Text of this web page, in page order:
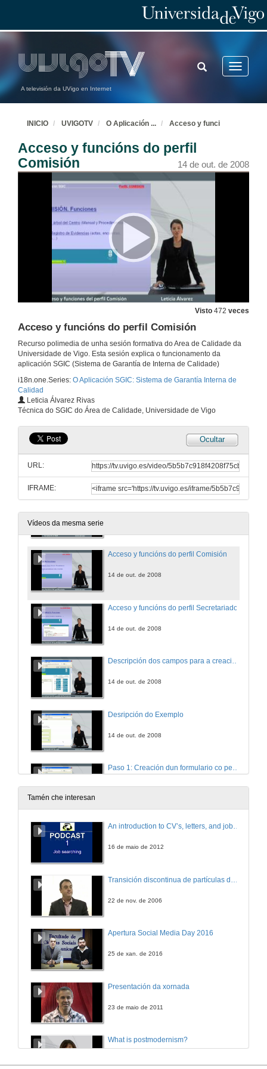
A televisión da UVigo en Internet
Toggle
TOGGLE
SEARCH
INICIO UVIGOTV O Aplicación ... Acceso y funci
Acceso y funcións do perfil
Comisión
14 de out. de 2008
Visto 472 veces
Acceso y funcións do perfil Comisión
Recurso polimedia de unha sesión formativa do Area de Calidade da
Universidade de Vigo. Esta sesión explica o funcionamento da
aplicación SGIC (Sistema de Garantía de Interna de Calidade)
i18n.one.Series: O Aplicación SGIC: Sistema de Garantía Interna de
Calidad
Leticia Álvarez Rivas
Técnica do SGIC do Área de Calidade, Universidade de Vigo
Ocultar
URL:
IFRAME:
Vídeos da mesma serie
14 de out. de 2008
Introducción ó SGIC: Utilidades e perfiles de Usuario
Acceso y funcións do perfil Comisión
14 de out. de 2008
Acceso y funcións do perfil Secretariado
14 de out. de 2008
Descripción dos campos para a creación de Formularios
14 de out. de 2008
Desripción do Exemplo
14 de out. de 2008
Paso 1: Creación dun formulario co perfil Comisión
14 de out. de 2008
Tamén che interesan
An introduction to CV’s, letters, and job searching
16 de maio de 2012
22 de nov. de 2006
Apertura Social Media Day 2016
25 de xan. de 2016
Presentación da xornada
23 de maio de 2011
What is postmodernism?